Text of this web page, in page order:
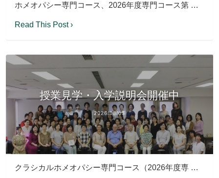
ホメオパシー専門コース、2026年度専門コース第 …
Read This Post ›
授業見学・入学説明会開催中
2026/08/03
クラシカルホメオパシー専門コース（2026年度専 …